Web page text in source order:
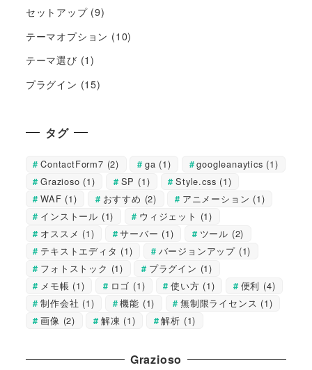
セットアップ(9)
テーマオプション (10)
テーマ選び (1)
プラグイン (15)
タグ
ContactForm7 (2) ga (1) googleanaytics (1)
Grazioso (1) SP (1) Style.css (1)
WAF (1) おすすめ (2) アニメーション (1)
インストール (1) ウィジェット (1)
オススメ (1) サーバー (1) ツール (2)
テキストエディタ (1) バージョンアップ (1)
フォトストック (1) プラグイン (1)
メモ帳 (1) ロゴ (1) 使い方 (1) 便利 (4)
制作会社 (1) 機能 (1) 無制限ライセンス (1)
画像 (2) 解凍 (1) 解析 (1)
Grazioso